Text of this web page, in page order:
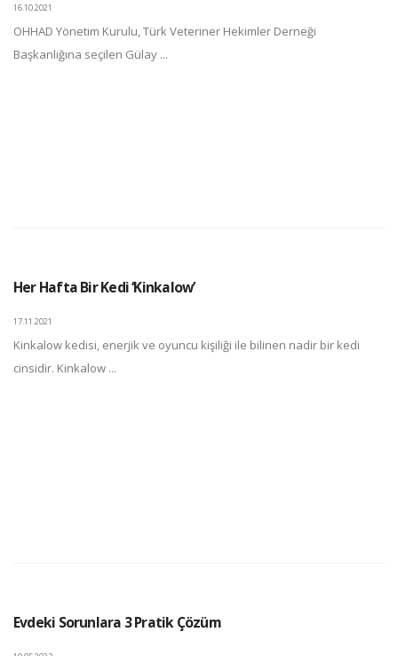
16.10.2021
OHHAD Yönetim Kurulu, Türk Veteriner Hekimler Derneği
Başkanlığına seçilen Gülay ...
Her Hafta Bir Kedi ‘Kinkalow’
17.11.2021
Kinkalow kedisi, enerjik ve oyuncu kişiliği ile bilinen nadir bir kedi
cinsidir. Kinkalow ...
Evdeki Sorunlara 3 Pratik Çözüm